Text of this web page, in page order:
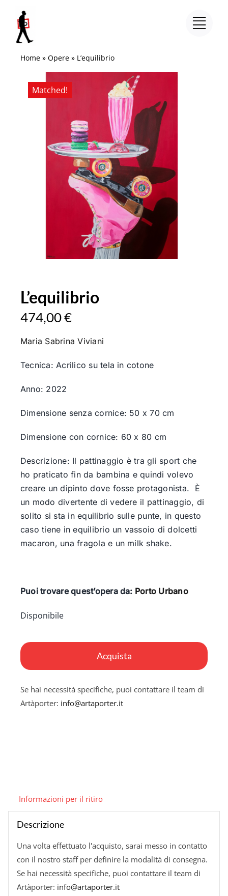
contenuto
Home» Opere» L’equilibrio
Matched!
L’equilibrio
Il
prezzo
era:
474,00€Il
prezzo
è:
Maria Sabrina Viviani
Tecnica: Acrilico su tela in cotone
Anno: 2022
Dimensione senza cornice: 50 x 70 cm
Dimensione con cornice: 60 x 80 cm
Descrizione: Il pattinaggio è tra gli sport che
ho praticato fin da bambina e quindi volevo
creare un dipinto dove fosse protagonista. È
un modo divertente di vedere il pattinaggio, di
solito si sta in equilibrio sulle punte, in questo
caso tiene in equilibrio un vassoio di dolcetti
macaron, una fragola e un milk shake.
Puoi trovare quest’opera da: Porto Urbano
Disponibile
Acquista
Se hai necessità specifiche, puoi contattare il team di
Artàporter: info@artaporter.it
Informazioni per il ritiro
Descrizione
Una volta effettuato l'acquisto, sarai messo in contatto
con il nostro staff per definire la modalità di consegna.
Se hai necessità specifiche, puoi contattare il team di
Artàporter: info@artaporter.it